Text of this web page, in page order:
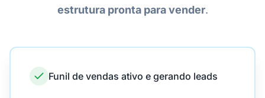
estrutura pronta para vender.
Funil de vendas ativo e gerando leads